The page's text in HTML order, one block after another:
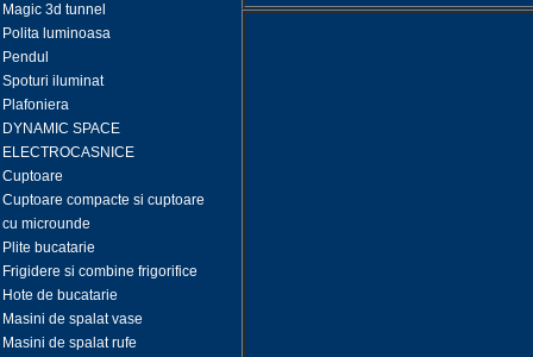
Magic 3d tunnel
Polita luminoasa
Pendul
Spoturi iluminat
Plafoniera
DYNAMIC SPACE
ELECTROCASNICE
Cuptoare
Cuptoare compacte si cuptoare
cu microunde
Plite bucatarie
Frigidere si combine frigorifice
Hote de bucatarie
Masini de spalat vase
Masini de spalat rufe